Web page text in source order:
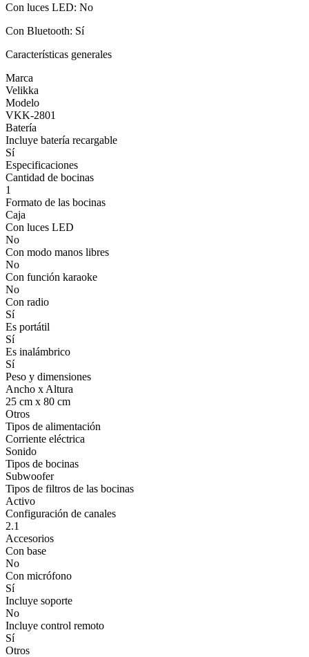
Con luces LED: No
Con Bluetooth: Sí
Características generales
Marca
Velikka
Modelo
VKK-2801
Batería
Incluye batería recargable
Sí
Especificaciones
Cantidad de bocinas
1
Formato de las bocinas
Caja
Con luces LED
No
Con modo manos libres
No
Con función karaoke
No
Con radio
Sí
Es portátil
Sí
Es inalámbrico
Sí
Peso y dimensiones
Ancho x Altura
25 cm x 80 cm
Otros
Tipos de alimentación
Corriente eléctrica
Sonido
Tipos de bocinas
Subwoofer
Tipos de filtros de las bocinas
Activo
Configuración de canales
2.1
Accesorios
Con base
No
Con micrófono
Sí
Incluye soporte
No
Incluye control remoto
Sí
Otros